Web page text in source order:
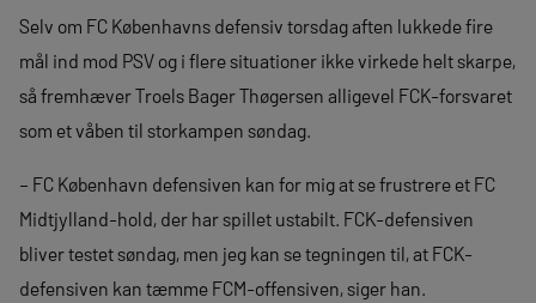
Selv om FC Københavns defensiv torsdag aften lukkede fire
mål ind mod PSV og i flere situationer ikke virkede helt skarpe,
så fremhæver Troels Bager Thøgersen alligevel FCK-forsvaret
som et våben til storkampen søndag.
– FC København defensiven kan for mig at se frustrere et FC
Midtjylland-hold, der har spillet ustabilt. FCK-defensiven
bliver testet søndag, men jeg kan se tegningen til, at FCK-
defensiven kan tæmme FCM-offensiven, siger han.